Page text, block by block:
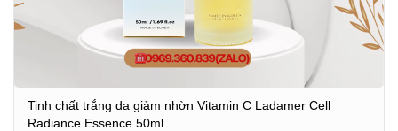
Tinh chất trắng da giảm nhờn Vitamin C Ladamer Cell
Radiance Essence 50ml